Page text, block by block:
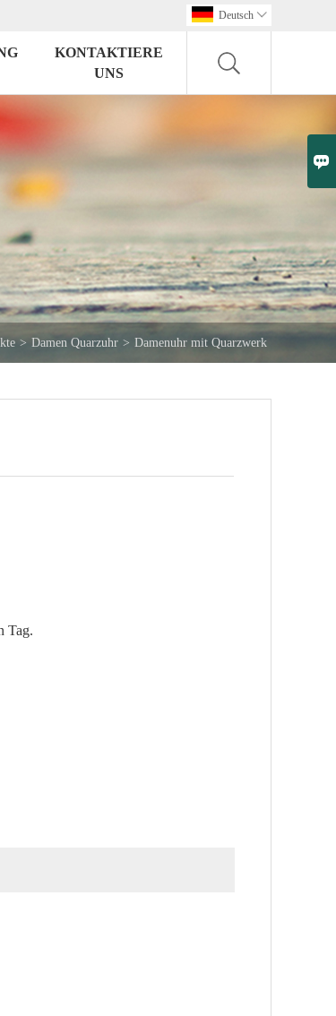

Deutsch 
KONTAKTIERE
UNS
> Damen Quarzuhr > Damenuhr mit Quarzwerk
Tag.